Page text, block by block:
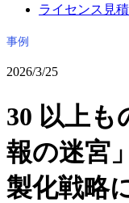
ライセンス見
事例
2026/3/25
30 以上も
報の迷宮
製化戦略